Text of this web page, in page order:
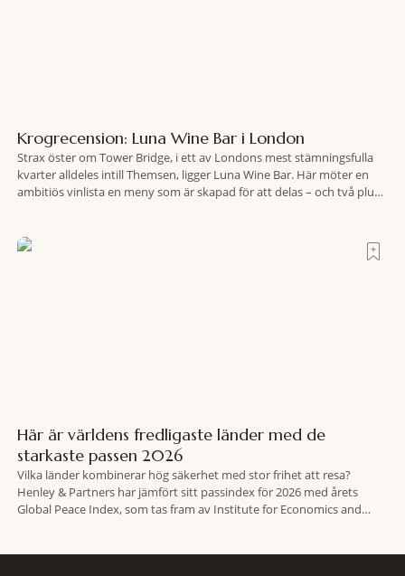
Krogrecension: Luna Wine Bar i London
Strax öster om Tower Bridge, i ett av Londons mest stämningsfulla
kvarter alldeles intill Themsen, ligger Luna Wine Bar. Här möter en
ambitiös vinlista en meny som är skapad för att delas – och två plus
Här är världens fredligaste länder med de
starkaste passen 2026
Vilka länder kombinerar hög säkerhet med stor frihet att resa?
Henley & Partners har jämfört sitt passindex för 2026 med årets
Global Peace Index, som tas fram av Institute for Economics and